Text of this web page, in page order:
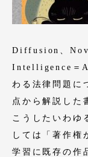
Diffusion、
Intelligence＝
わる法律問題に
点から解説した
こうしたいわゆ
しては「著作権
学習に既存の作